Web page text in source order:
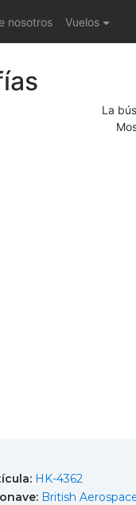
nosotros Vuelos
La
HK-4362
British